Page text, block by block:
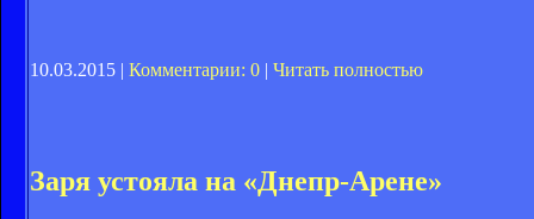
10.03.2015 | Комментарии: 0 | Читать полностью
Заря устояла на «Днепр-Арене»